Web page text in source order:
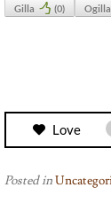
Gilla (0) Ogilla
Love
Posted in